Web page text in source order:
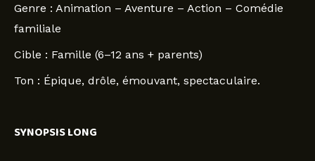
Genre : Animation – Aventure – Action – Comédie
familiale
Cible : Famille (6–12 ans + parents)
Ton : Épique, drôle, émouvant, spectaculaire.
SYNOPSIS LONG